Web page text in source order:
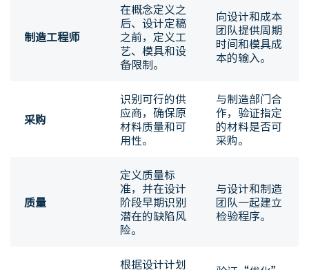
制造工程师
在概念定义之
后、设计定稿
之前，定义工
艺、模具和设
备限制。
向设计和成本
团队提供周期
时间和模具成
本的输入。
采购
识别可行的供
应商，确保原
材料质量和可
用性。
与制造部门合
作，验证指定
的材料是否可
采购。
质量
定义质量标
准，并在设计
阶段早期识别
潜在的缺陷风
险。
与设计和制造
团队一起建立
检验程序。
根据设计计划